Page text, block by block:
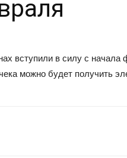
вступили в силу с
можно будет получить